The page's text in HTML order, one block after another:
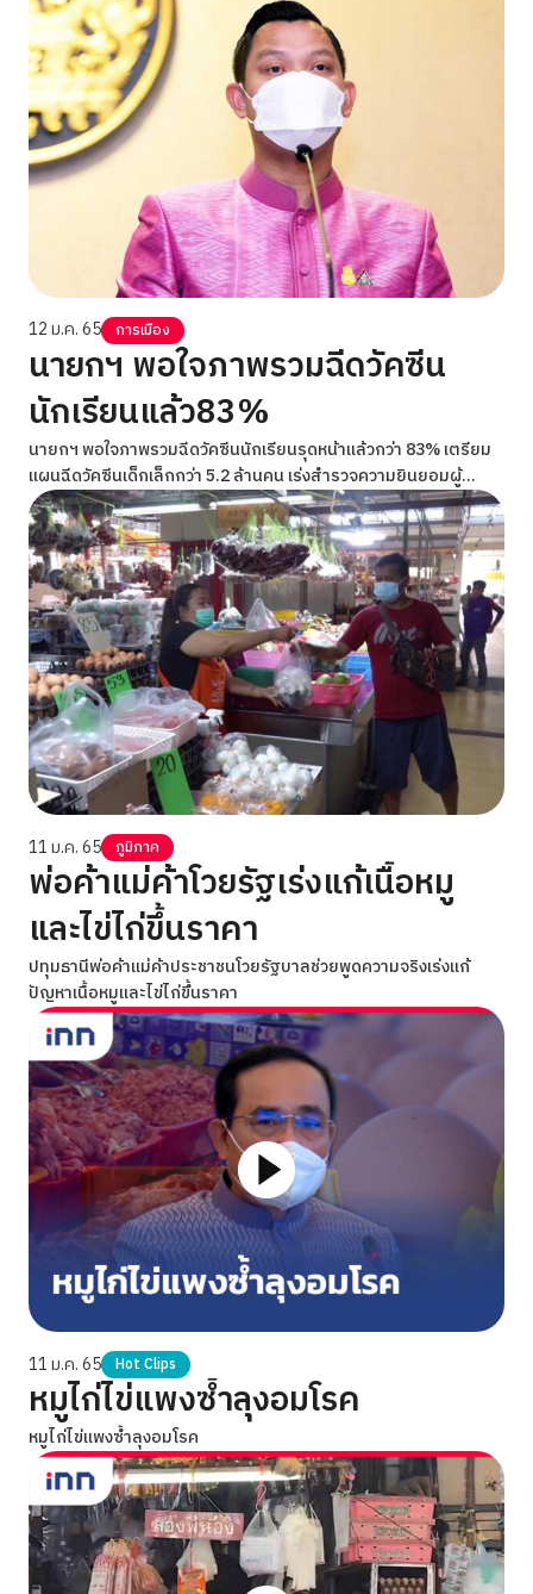
12 ม.ค. 65 การเมือง
นายกฯ พอใจภาพรวมฉีดวัคซีน
นักเรียนแล้ว83%
นายกฯ พอใจภาพรวมฉีดวัคซีนนักเรียนรุดหน้าแล้วกว่า 83% เตรียม
แผนฉีดวัคซีนเด็กเล็กกว่า 5.2 ล้านคน เร่งสำรวจความยินยอมผู้
ปกครองภายในเดือนมกราคมนี้
11 ม.ค. 65 ภูมิภาค
พ่อค้าแม่ค้าโวยรัฐเร่งแก้เนื้อหมู
และไข่ไก่ขึ้นราคา
ปทุมธานีพ่อค้าแม่ค้าประชาชนโวยรัฐบาลช่วยพูดความจริงเร่งแก้
ปัญหาเนื้อหมูและไข่ไก่ขึ้นราคา
11 ม.ค. 65 Hot Clips
หมูไก่ไข่แพงซ้ำลุงอมโรค
หมูไก่ไข่แพงซ้ำลุงอมโรค